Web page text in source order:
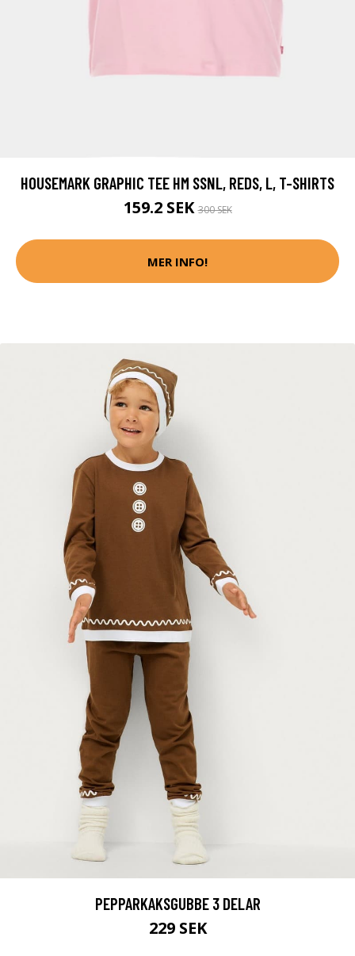
HOUSEMARK GRAPHIC TEE HM SSNL, REDS, L, T-SHIRTS
159.2 SEK300 SEK
MER INFO!
PEPPARKAKSGUBBE 3 DELAR
229 SEK